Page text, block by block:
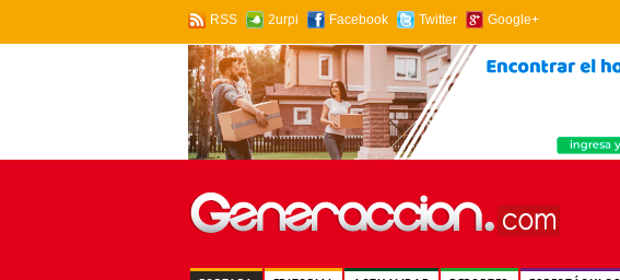
RSS 2urpi Facebook Twitter Google+